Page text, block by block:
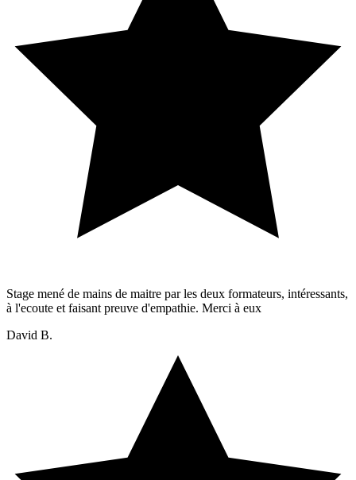
Stage mené de mains de maitre par les deux formateurs, intéressants,
à l'ecoute et faisant preuve d'empathie. Merci à eux
David B.